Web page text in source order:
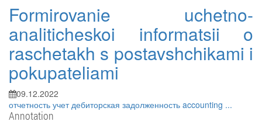
Formirovanie uchetno-
analiticheskoi informatsii o
raschetakh s postavshchikami i
pokupateliami
09.12.2022
отчетность учетдебиторская задолженность accounting ...
Annotation